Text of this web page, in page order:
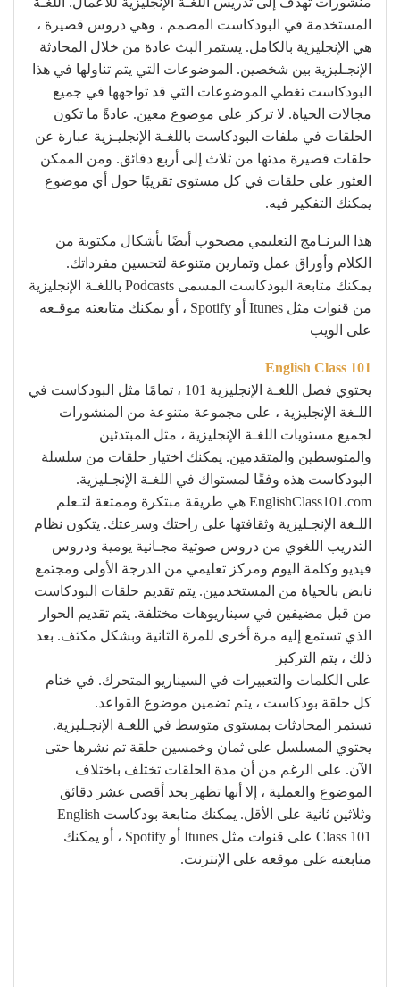
المستخدمة في البودكاست المصمم ، وهي دروس قصيرة ،
هي الإنجليزية بالكامل. يستمر البث عادة من خلال المحادثة
الإنجـليزية بين شخصين. الموضوعات التي يتم تناولها في هذا
البودكاست تغطي الموضوعات التي قد تواجهها في جميع
مجالات الحياة. لا تركز على موضوع معين. عادةً ما تكون
الحلقات في ملفات البودكاست باللغـة الإنجليـزية عبارة عن
حلقات قصيرة مدتها من ثلاث إلى أربع دقائق. ومن الممكن
العثور على حلقات في كل مستوى تقريبًا حول أي موضوع
يمكنك التفكير فيه.
هذا البرنـامج التعليمي مصحوب أيضًا بأشكال مكتوبة من
الكلام وأوراق عمل وتمارين متنوعة لتحسين مفرداتك.
يمكنك متابعة البودكاست المسمى Podcasts باللغـة الإنجليزية
من قنوات مثل Itunes أو Spotify ، أو يمكنك متابعته موقـعه
على الويب
English Class 101
يحتوي فصل اللغـة الإنجليزية 101 ، تمامًا مثل البودكاست في
اللـغة الإنجليزية ، على مجموعة متنوعة من المنشورات
لجميع مستويات اللغـة الإنجليزية ، مثل المبتدئين
والمتوسطين والمتقدمين. يمكنك اختيار حلقات من سلسلة
البودكاست هذه وفقًا لمستواك في اللغـة الإنجـليزية.
EnglishClass101.com هي طريقة مبتكرة وممتعة لتـعلم
اللـغة الإنجـليزية وثقافتها على راحتك وسرعتك. يتكون نظام
التدريب اللغوي من دروس صوتية مجـانية يومية ودروس
فيديو وكلمة اليوم ومركز تعليمي من الدرجة الأولى ومجتمع
نابض بالحياة من المستخدمين. يتم تقديم حلقات البودكاست
من قبل مضيفين في سيناريوهات مختلفة. يتم تقديم الحوار
الذي تستمع إليه مرة أخرى للمرة الثانية وبشكل مكثف. بعد
ذلك ، يتم التركيز
على الكلمات والتعبيرات في السيناريو المتحرك. في ختام
كل حلقة بودكاست ، يتم تضمين موضوع القواعد.
تستمر المحادثات بمستوى متوسط ​​في اللغـة الإنجـليزية.
يحتوي المسلسل على ثمان وخمسين حلقة تم نشرها حتى
الآن. على الرغم من أن مدة الحلقات تختلف باختلاف
الموضوع والعملية ، إلا أنها تظهر بحد أقصى عشر دقائق
وثلاثين ثانية على الأقل. يمكنك متابعة بودكاست English
Class 101 على قنوات مثل Itunes أو Spotify ، أو يمكنك
متابعته على موقعه على الإنترنت.